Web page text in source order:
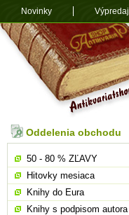
Oddelenia obchodu
50 - 80 % ZĽAVY
Hitovky mesiaca
Knihy do Eura
Knihy s podpisom autora
Novinky Výpredaj